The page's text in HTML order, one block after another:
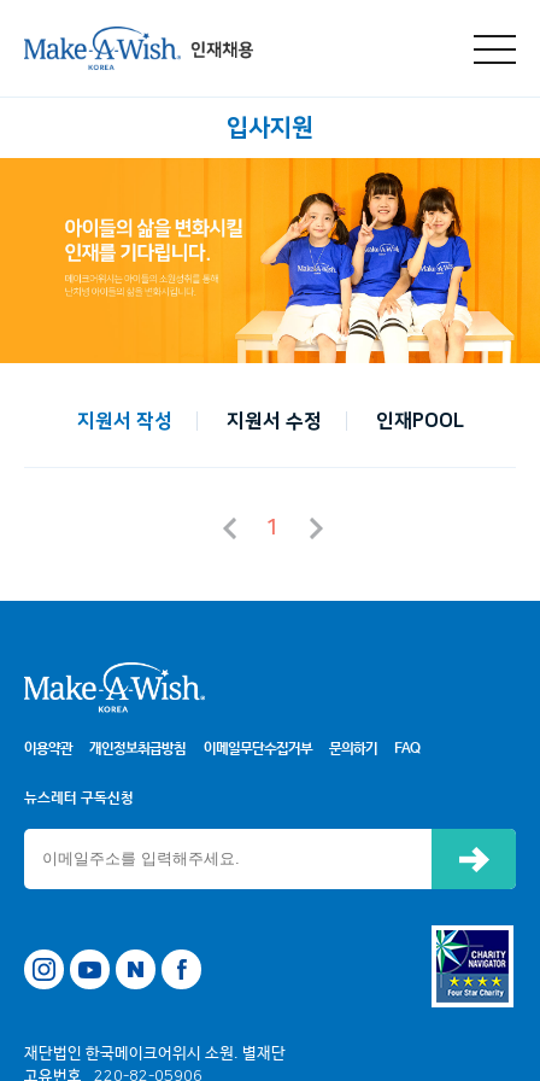
입사지원
지원서 작성 지원서 수정 인재POOL
1
이용약관 개인정보취급방침 이메일무단수집거부 문의하기 FAQ
뉴스레터 구독신청
이버페이스북
재단법인 한국메이크어위시 소원. 별재단
고유번호 220-82-05906